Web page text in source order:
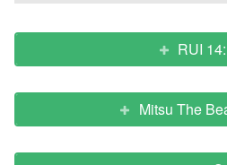
RUI
Mitsu The